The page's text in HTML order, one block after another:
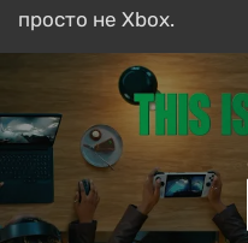
просто не Xbox.